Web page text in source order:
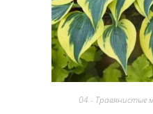
04 - Травянистые